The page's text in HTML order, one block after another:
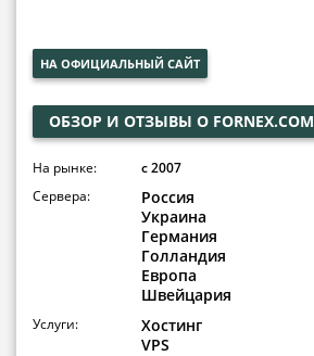
НА ОФИЦИАЛЬНЫЙ САЙТ
ОБЗОР И ОТЗЫВЫ О FORNEX.COM
На рынке:
c 2007
Сервера:
Россия
Украина
Германия
Голландия
Европа
Швейцария
Услуги:
Хостинг
VPS